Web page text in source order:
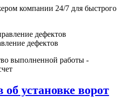
компании 24/7 для быстрого
дефектов
выполненной работы -
установке ворот